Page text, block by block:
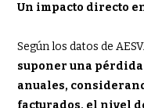
Un impacto directo
Según los datos de
suponer una pérdida
anuales,